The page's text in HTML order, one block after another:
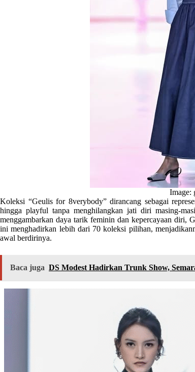
Image:
Koleksi “Geulis for 8verybody” dirancang sebagai
hingga playful tanpa menghilangkan jati diri masing-
menggambarkan daya tarik feminin dan kepercayaan diri,
ini menghadirkan lebih dari 70 koleksi pilihan,
awal berdirinya.
Baca juga DS Modest Hadirkan Trunk Show,